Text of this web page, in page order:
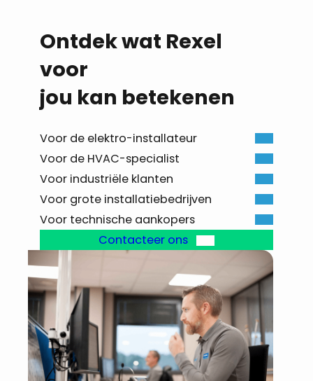
Ontdek wat Rexel
voor
jou kan betekenen
Voor de elektro-installateur
Voor de HVAC-specialist
Voor industriële klanten
Voor grote installatiebedrijven
Voor technische aankopers
Contacteer ons